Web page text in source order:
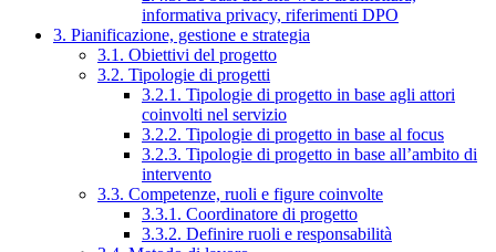
informativa privacy, riferimenti DPO
3. Pianificazione, gestione e strategia
3.1. Obiettivi del progetto
3.2. Tipologie di progetti
3.2.1. Tipologie di progetto in base agli attori
coinvolti nel servizio
3.2.2. Tipologie di progetto in base al focus
3.2.3. Tipologie di progetto in base all’ambito di
intervento
3.3. Competenze, ruoli e figure coinvolte
3.3.1. Coordinatore di progetto
3.3.2. Definire ruoli e responsabilità